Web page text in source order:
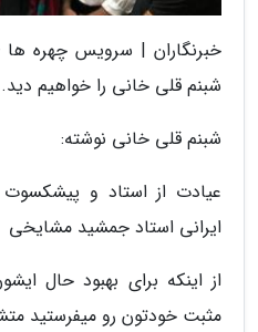
خبرنگاران | سرویس چهره ها
شبنم قلی خانی را خواهیم دید.
شبنم قلی خانی نوشته:
عیادت از استاد و
ایرانی استاد جمشید مشایخی
از اینکه برای بهبود حال
مثبت خودتون رو میفرستید